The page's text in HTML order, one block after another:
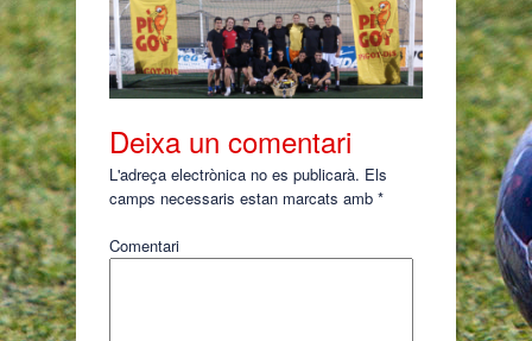
Deixa un comentari
L'adreça electrònica no es publicarà. Els
camps necessaris estan marcats amb *
Comentari